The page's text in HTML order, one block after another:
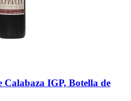
Calabaza IGP, Botella de